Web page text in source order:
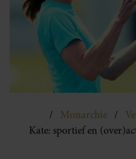
Monarchie
Kate: sportief en